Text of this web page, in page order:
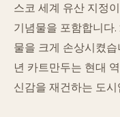
스코 세계 유산 지정
기념물을 포함합니다.
물을 크게 손상시켰
년 카트만두는 현대
신감을 재건하는 도시